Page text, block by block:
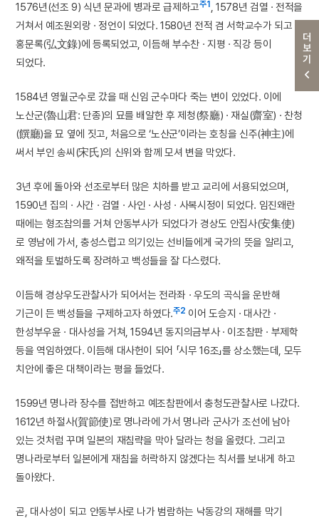
더보기
1576년(선조 9) 식년 문과에 병과로 급제하고주1
, 1578년 검열 · 전적을
거쳐서 예조원외랑 · 정언이 되었다. 1580년 전적 겸 서학교수가 되고
홍문록(弘文錄)에 등록되었고, 이듬해 부수찬 · 지평 · 직강 등이
되었다.
1584년 영월군수로 갔을 때 신임 군수마다 죽는 변이 있었다. 이에
노산군(魯山君: 단종)의 묘를 배알한 후 제청(祭廳) · 재실(齋室) · 찬청
(饌廳)을 묘 옆에 짓고, 처음으로 ‘노산군’이라는 호칭을 신주(神主)에
써서 부인 송씨(宋氏)의 신위와 함께 모셔 변을 막았다.
3년 후에 돌아와 선조로부터 많은 치하를 받고 교리에 서용되었으며,
1590년 집의 · 사간 · 검열 · 사인 · 사성 · 사복시정이 되었다. 임진왜란
때에는 형조참의를 거쳐 안동부사가 되었다가 경상도 안집사(安集使)
로 영남에 가서, 충성스럽고 의기있는 선비들에게 국가의 뜻을 알리고,
왜적을 토벌하도록 장려하고 백성들을 잘 다스렸다.
이듬해 경상우도관찰사가 되어서는 전라좌 · 우도의 곡식을 운반해
기근이 든 백성들을 구제하고자 하였다.주2 이어 도승지 · 대사간 ·
한성부우윤 · 대사성을 거쳐, 1594년 동지의금부사 · 이조참판 · 부제학
등을 역임하였다. 이듬해 대사헌이 되어 「시무 16조」를 상소했는데, 모두
치안에 좋은 대책이라는 평을 들었다.
1599년 명나라 장수를 접반하고 예조참판에서 충청도관찰사로 나갔다.
1612년 하절사(賀節使)로 명나라에 가서 명나라 군사가 조선에 남아
있는 것처럼 꾸며 일본의 재침략을 막아 달라는 청을 올렸다. 그리고
명나라로부터 일본에게 재침을 허락하지 않겠다는 칙서를 보내게 하고
돌아왔다.
곧, 대사성이 되고 안동부사로 나가 범람하는 낙동강의 재해를 막기